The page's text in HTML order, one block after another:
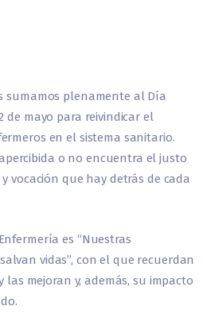
sumamos plenamente al Día
de mayo para reivindicar el
en el sistema sanitario.
o no encuentra el justo
vocación que hay detrás de cada
es “Nuestras
vidas”, con el que recuerdan
mejoran y, además, su impacto